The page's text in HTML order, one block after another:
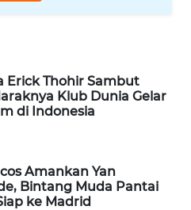
Erick Thohir Sambut
Klub Dunia Gelar
di Indonesia
Amankan Yan
Bintang Muda Pantai
ke Madrid